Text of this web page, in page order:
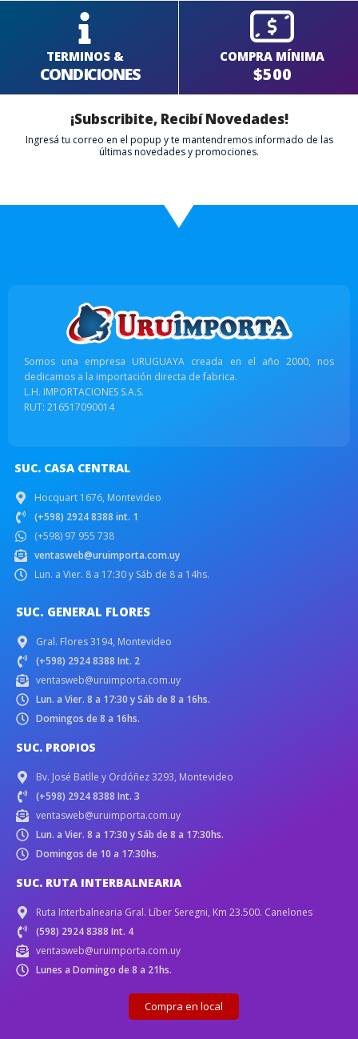
TERMINOS &
CONDICIONES
COMPRA MÍNIMA
$500
¡Subscribite, Recibí Novedades!
Ingresá tu correo en el popup y te mantendremos informado de las
últimas novedades y promociones.
Somos una empresa URUGUAYA creada en el año 2000, nos
dedicamos a la importación directa de fabrica.
L.H. IMPORTACIONES S.A.S.
RUT: 216517090014
SUC. CASA CENTRAL
Hocquart 1676, Montevideo
(+598) 2924 8388 int. 1
(+598) 97 955 738
ventasweb@uruimporta.com.uy
Lun. a Vier. 8 a 17:30 y Sáb de 8 a 14hs.
SUC. GENERAL FLORES
Gral. Flores 3194, Montevideo
(+598) 2924 8388 Int. 2
ventasweb@uruimporta.com.uy
Lun. a Vier. 8 a 17:30 y Sáb de 8 a 16hs.
Domingos de 8 a 16hs.
SUC. PROPIOS
Bv. José Batlle y Ordóñez 3293, Montevideo
(+598) 2924 8388 Int. 3
ventasweb@uruimporta.com.uy
Lun. a Vier. 8 a 17:30 y Sáb de 8 a 17:30hs.
Domingos de 10 a 17:30hs.
SUC. RUTA INTERBALNEARIA
Ruta Interbalnearia Gral. Líber Seregni, Km 23.500. Canelones
(598) 2924 8388 Int. 4
ventasweb@uruimporta.com.uy
Lunes a Domingo de 8 a 21hs.
Compra en local